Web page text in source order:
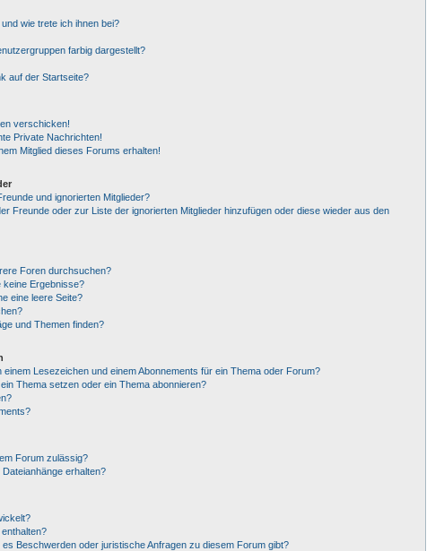
wie trete ich ihnen bei?
farbig dargestellt?
auf der Startseite?
verschicken!
Private Nachrichten!
Mitglied dieses Forums erhalten!
und ignorierten Mitglieder?
Freunde oder zur Liste der ignorierten Mitglieder hinzufügen oder diese wieder aus den
Foren durchsuchen?
keine Ergebnisse?
eine leere Seite?
und Themen finden?
Lesezeichen und einem Abonnements für ein Thema oder Forum?
Thema setzen oder ein Thema abonnieren?
Forum zulässig?
erhalten?
Beschwerden oder juristische Anfragen zu diesem Forum gibt?